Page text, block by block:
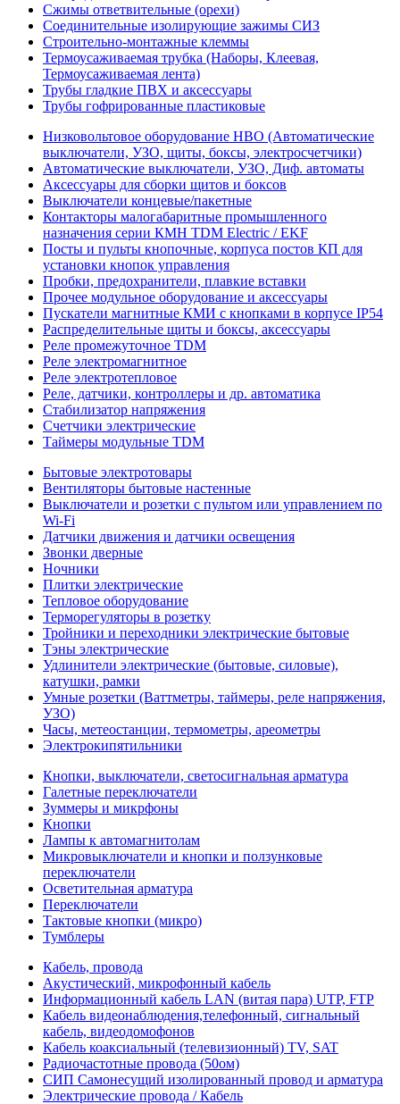
Сжимы ответвительные (орехи)
Соединительные изолирующие зажимы СИЗ
Строительно-монтажные клеммы
Термоусаживаемая трубка (Наборы, Клеевая,
Термоусаживаемая лента)
Трубы гладкие ПВХ и аксессуары
Трубы гофрированные пластиковые
Низковольтовое оборудование НВО (Автоматические
выключатели, УЗО, щиты, боксы, электросчетчики)
Автоматические выключатели, УЗО, Диф. автоматы
Аксессуары для сборки щитов и боксов
Выключатели концевые/пакетные
Контакторы малогабаритные промышленного
назначения серии КМН TDM Electric / EKF
Посты и пульты кнопочные, корпуса постов КП для
установки кнопок управления
Пробки, предохранители, плавкие вставки
Прочее модульное оборудование и аксессуары
Пускатели магнитные КМИ с кнопками в корпусе IP54
Распределительные щиты и боксы, аксессуары
Реле промежуточное TDM
Реле электромагнитное
Реле электротепловое
Реле, датчики, контроллеры и др. автоматика
Стабилизатор напряжения
Счетчики электрические
Таймеры модульные TDM
Бытовые электротовары
Вентиляторы бытовые настенные
Выключатели и розетки с пультом или управлением по
Wi-Fi
Датчики движения и датчики освещения
Звонки дверные
Ночники
Плитки электрические
Тепловое оборудование
Терморегуляторы в розетку
Тройники и переходники электрические бытовые
Тэны электрические
Удлинители электрические (бытовые, силовые),
катушки, рамки
Умные розетки (Ваттметры, таймеры, реле напряжения,
УЗО)
Часы, метеостанции, термометры, ареометры
Электрокипятильники
Кнопки, выключатели, светосигнальная арматура
Галетные переключатели
Зуммеры и микрфоны
Кнопки
Лампы к автомагнитолам
Микровыключатели и кнопки и ползунковые
переключатели
Осветительная арматура
Переключатели
Тактовые кнопки (микро)
Тумблеры
Кабель, провода
Акустический, микрофонный кабель
Информационный кабель LAN (витая пара) UTP, FTP
Кабель видеонаблюдения,телефонный, сигнальный
кабель, видеодомофонов
Кабель коаксиальный (телевизионный) TV, SAT
Радиочастотные провода (50ом)
СИП Самонесущий изолированный провод и арматура
Электрические провода / Кабель